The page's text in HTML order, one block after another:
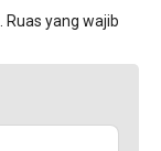
Ruas yang wajib